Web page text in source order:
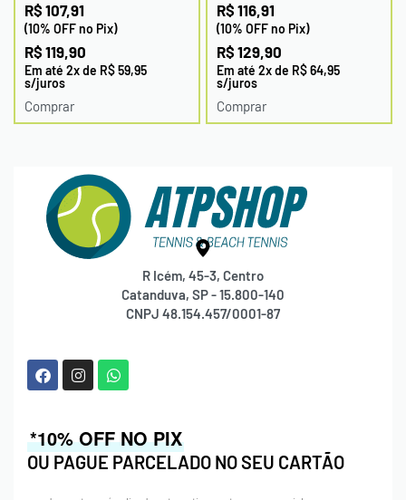
R$ 107,91
(10% OFF no Pix)
R$ 119,90
Em até 2x de R$59,95
s/juros
Comprar
R$ 116,91
(10% OFF no Pix)
R$ 129,90
Em até 2x de R$64,95
s/juros
Comprar
R Icém, 45-3, Centro
Catanduva, SP - 15.800-140
CNPJ 48.154.457/0001-87
*10% OFF NO PIX
OU PAGUE PARCELADO NO SEU CARTÃO